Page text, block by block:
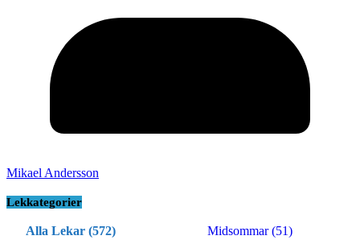
Mikael Andersson
Lekkategorier
Alla Lekar (572)
Midsommar (51)